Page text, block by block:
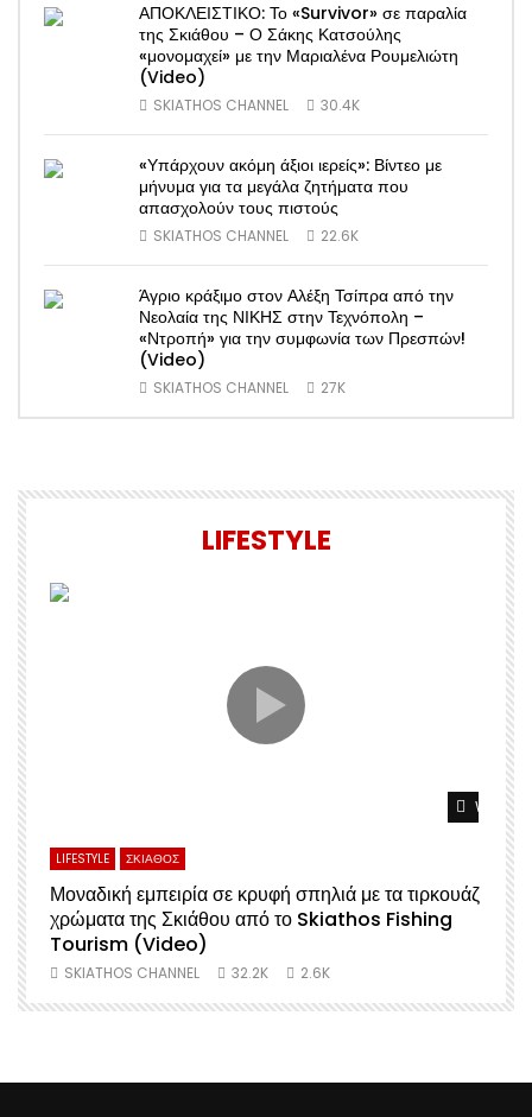
ΑΠΟΚΛΕΙΣΤΙΚΟ: Το «Survivor» σε παραλία
της Σκιάθου – Ο Σάκης Κατσούλης
«μονομαχεί» με την Μαριαλένα Ρουμελιώτη
(Video)
SKIATHOS CHANNEL 30.4K
«Υπάρχουν ακόμη άξιοι ιερείς»: Βίντεο με
μήνυμα για τα μεγάλα ζητήματα που
απασχολούν τους πιστούς
SKIATHOS CHANNEL 22.6K
Άγριο κράξιμο στον Αλέξη Τσίπρα από την
Νεολαία της ΝΙΚΗΣ στην Τεχνόπολη –
«Ντροπή» για την συμφωνία των Πρεσπών!
(Video)
SKIATHOS CHANNEL 27K
LIFESTYLE
Watch
LIFESTYLE ΣΚΙΑΘΟΣ
Μοναδική εμπειρία σε κρυφή σπηλιά με τα τιρκουάζ
χρώματα της Σκιάθου από το Skiathos Fishing
Tourism (Video)
SKIATHOS CHANNEL 32.2K 2.6K